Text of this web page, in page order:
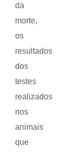
da
morte,
os
resultados
dos
testes
realizados
nos
animais
que